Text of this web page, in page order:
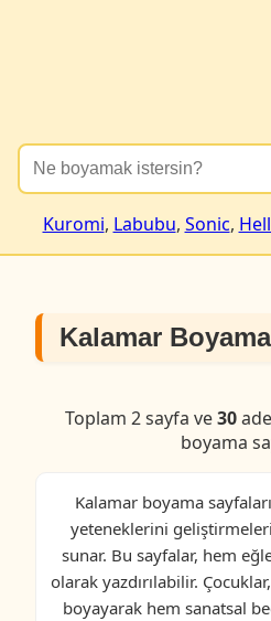
Kuromi, Labubu, Sonic,
Kalamar
Toplam 2 sayfa ve30
boyama
Kalamar boyama
yeteneklerini
sunar. Bu sayfalar, hem
olarak yazdırılabilir.
boyayarak hem sanatsal